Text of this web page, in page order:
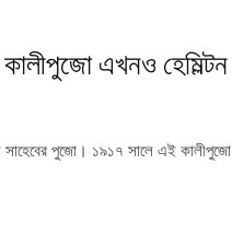
এখনও হেমিল্টন
সাহেবের পুজো। ১৯১৭ সালে এই কালীপুজো